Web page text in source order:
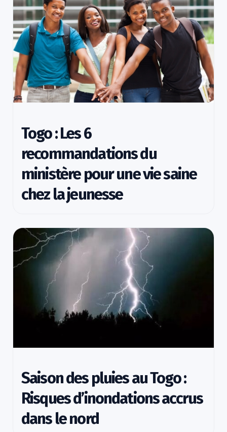
Togo : Les 6
recommandations du
ministère pour une vie saine
chez la jeunesse
Saison des pluies au Togo :
Risques d’inondations accrus
dans le nord